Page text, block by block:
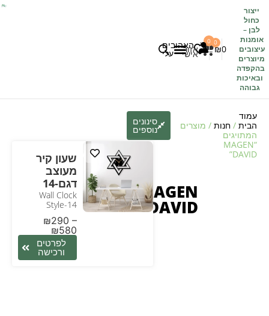
ייצור
כחול
לבן –
אומנות
עיצובים
מיוצרים
בהקפדה
ובאיכות
גבוהה
₪0
0 האהובים
עלי
0
אזור
אישי
עמוד
הבית / חנות / מוצרים
המתויגים
“MAGEN
DAVID”
MAGEN
DAVID
סינונים
נוספים
שעון קיר
מעוצב
דגם-14
Wall Clock
Style-14
₪290 –
₪580
לפרטים
ורכישה